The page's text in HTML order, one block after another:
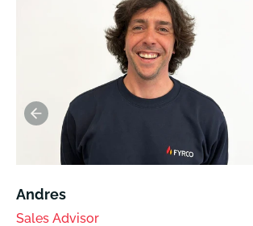
Andres
Sales Advisor